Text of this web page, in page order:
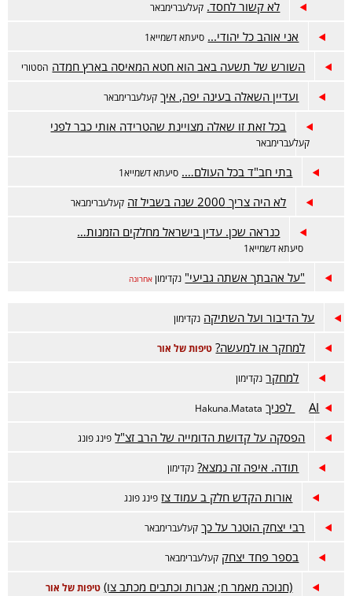
לא קשור לחסד. קעלעברימבאר
אני אוהב כל יהודי... סיעתא דשמייא1
השורש של תשעה באב הוא חטא המאיסה בארץ חמדה הסטורי
ועדיין השאלה בעינה יפה, איך קעלעברימבאר
בכל זאת זו שאלה מצויינת שהטרידה אותי כבר לפני
קעלעברימבאר
בתי חב"ד בכל העולם…. סיעתא דשמייא1
לא היה צריך 2000 שנה בשביל זה קעלעברימבאר
כנראה שכן. עדין בישראל מחלקים הזמנות…
סיעתא דשמייא1
"על אהבתך אשתה גביעי" נקדימון אחרונה
על הדיבור ועל השתיקה נקדימון
למחקר או למעשה? טיפות של אור
למחקר נקדימון
AI לפניך Hakuna.Matata
הפסקה על קדושת הדומייה של הרב זצ"ל פינג פונג
תודה. איפה זה נמצא? נקדימון
אורות הקדש חלק ב עמוד צז פינג פונג
רבי יצחק הוטנר על כך קעלעברימבאר
בספר פחד יצחק קעלעברימבאר
(חנוכה מאמר ח; אגרות וכתבים מכתב צו) טיפות של אור